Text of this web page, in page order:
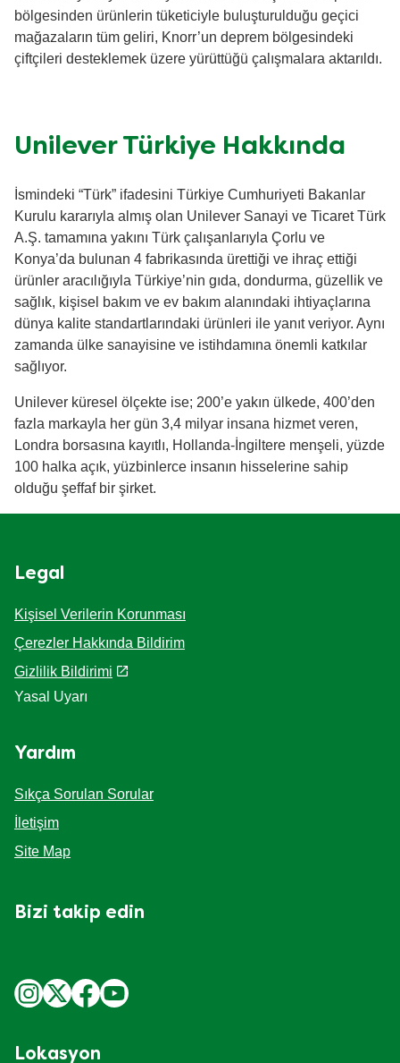
bölgesinden ürünlerin tüketiciyle buluşturulduğu geçici
mağazaların tüm geliri, Knorr’un deprem bölgesindeki
çiftçileri desteklemek üzere yürüttüğü çalışmalara aktarıldı.
Unilever Türkiye Hakkında
İsmindeki “Türk” ifadesini Türkiye Cumhuriyeti Bakanlar
Kurulu kararıyla almış olan Unilever Sanayi ve Ticaret Türk
A.Ş. tamamına yakını Türk çalışanlarıyla Çorlu ve
Konya’da bulunan 4 fabrikasında ürettiği ve ihraç ettiği
ürünler aracılığıyla Türkiye’nin gıda, dondurma, güzellik ve
sağlık, kişisel bakım ve ev bakım alanındaki ihtiyaçlarına
dünya kalite standartlarındaki ürünleri ile yanıt veriyor. Aynı
zamanda ülke sanayisine ve istihdamına önemli katkılar
sağlıyor.
Unilever küresel ölçekte ise; 200’e yakın ülkede, 400’den
fazla markayla her gün 3,4 milyar insana hizmet veren,
Londra borsasına kayıtlı, Hollanda-İngiltere menşeli, yüzde
100 halka açık, yüzbinlerce insanın hisselerine sahip
olduğu şeffaf bir şirket.
Legal
Kişisel Verilerin Korunması
Çerezler Hakkında Bildirim
Gizlilik Bildirimi
Yasal Uyarı
Yardım
Sıkça Sorulan Sorular
İletişim
Site Map
Bizi takip edin
Lokasyon